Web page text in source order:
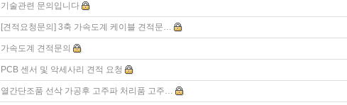
기술관련 문의입니다
[견적요청문의] 3축 가속도계 케이블 견적문…
가속도계 견적문의
PCB 센서 및 악세사리 견적 요청
열간단조품 선삭 가공후 고주파 처리품 고주…